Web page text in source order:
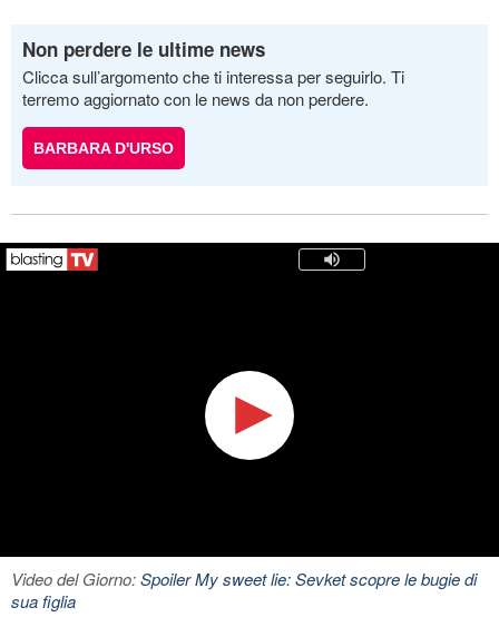
Non perdere le ultime news
Clicca sull’argomento che ti interessa per seguirlo. Ti
terremo aggiornato con le news da non perdere.
BARBARA D'URSO
Video del Giorno:Spoiler My sweet lie: Sevket scopre le bugie di
sua figlia